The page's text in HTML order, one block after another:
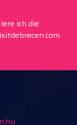
ich die